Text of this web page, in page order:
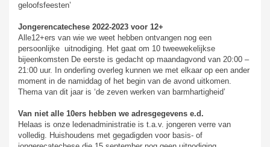
geloofsfeesten’
Jongerencatechese 2022-2023 voor 12+
Alle12+ers van wie we weet hebben ontvangen nog een
persoonlijke uitnodiging. Het gaat om 10 tweewekelijkse
bijeenkomsten De eerste is gedacht op maandagvond van 20:00 –
21:00 uur. In onderling overleg kunnen we met elkaar op een ander
moment in de namiddag of het begin van de avond uitkomen.
Thema van dit jaar is ‘de zeven werken van barmhartigheid’
Van niet alle 10ers hebben we adresgegevens e.d.
Helaas is onze ledenadministratie is t.a.v. jongeren verre van
volledig. Huishoudens met gegadigden voor basis- of